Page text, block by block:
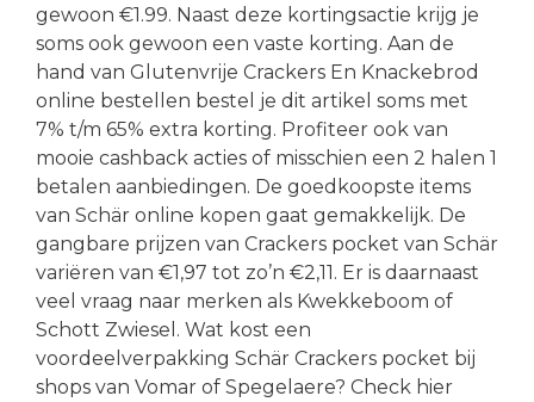
gewoon €1.99. Naast deze kortingsactie krijg je
soms ook gewoon een vaste korting. Aan de
hand van Glutenvrije Crackers En Knackebrod
online bestellen bestel je dit artikel soms met
7% t/m 65% extra korting. Profiteer ook van
mooie cashback acties of misschien een 2 halen 1
betalen aanbiedingen. De goedkoopste items
van Schär online kopen gaat gemakkelijk. De
gangbare prijzen van Crackers pocket van Schär
variëren van €1,97 tot zo’n €2,11. Er is daarnaast
veel vraag naar merken als Kwekkeboom of
Schott Zwiesel. Wat kost een
voordeelverpakking Schär Crackers pocket bij
shops van Vomar of Spegelaere? Check hier